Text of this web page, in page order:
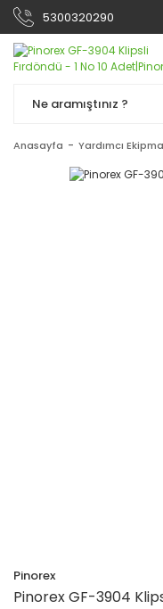
5300320290
Anasayfa Yardımcı
Pinorex
Pinorex GF-3904